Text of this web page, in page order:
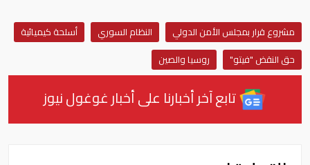
مشروع قرار بمجلس الأمن الدولي النظام السوري
أسلحة كيميائية
حق النقض "فيتو"
روسيا والصين
تابع آخر أخبارنا على أخبار غوغول نيوز